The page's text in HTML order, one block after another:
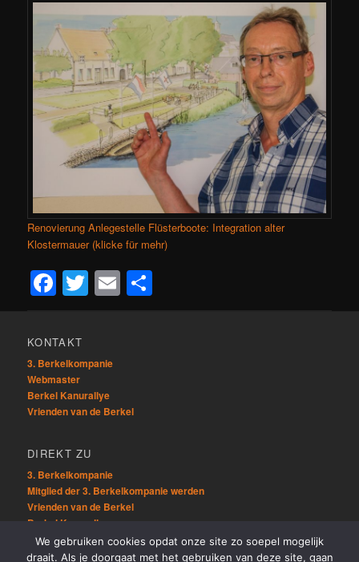
Renovierung Anlegestelle Flüsterboote: Integration alter
Klostermauer (klicke für mehr)
Facebook
Twitter
Email
KONTAKT
3. Berkelkompanie
Webmaster
Berkel Kanurallye
Vrienden van de Berkel
DIREKT ZU
3. Berkelkompanie
Mitglied der 3. Berkelkompanie werden
Vrienden van de Berkel
Berkel Kanurallye
We gebruiken cookies opdat onze site zo soepel mogelijk
draait. Als je doorgaat met het gebruiken van deze site, gaan